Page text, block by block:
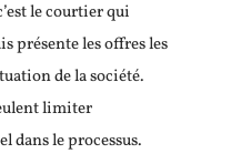
le courtier qui
présente les offres les
de la société.
limiter
dans le processus.